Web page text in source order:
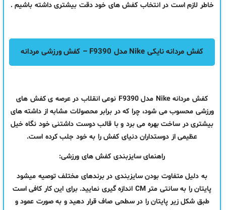
خاطر لازم است در انتخاب کفش های خود دقت بیشتری داشته باشیم .
کفش مردانه نایکی Nike مدل F9390 – کفش ورزشی مردانه
کفش مردانه Nike مدل F9390 نوعی انقلاب در عرصه ی کفش های
ورزشی محسوب می شود، چرا که در برابر محصولات مشابه از داشته های
بیشتری در ساخت بهره می برد و با قالب دوست داشتنی خود نگاه خیل
عظیمی از دوستداران دنیای کفش را به خود جلب کرده است.
راهنمای سایزبندی کفش های ورزشی:
به دلیل متفاوت بودن سایزبندی در برندهای مختلف توصیه میشود
پایتان را به سانتی متر CM اندازه گیری نمایید. برای این کار کافی است
طبق شکل زیر پایتان را در سطحی صاف قرار دهید و به صورت عمود و